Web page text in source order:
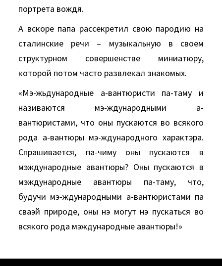
портрета вождя.
А вскоре папа рассекретил свою пародию на
сталинские речи – музыкальную в своем
структурном совершенстве миниатюру,
которой потом часто развлекал знакомых.
«Мэ-жьдународные а-вантюристи па-таму и
називаются мэ-ждународными а-
вантюристами, что оны пускаются во всякого
рода а-вантюры мэ-ждународного характэра.
Спрашивается, па-чиму оны пускаются в
мэждународные авантюры? Оны пускаются в
мэждународные авантюры па-таму, что,
будучи мэ-ждународными а-вантюристами па
сваэй природе, оны нэ могут нэ пускаться во
всякого рода мэждународные авантюры!»